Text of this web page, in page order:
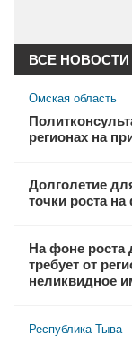
ВСЕ НОВОСТИ
Омская область
регионах на
Долголетие
точки роста
На фоне
требует от
неликвидное
Республика Тыва